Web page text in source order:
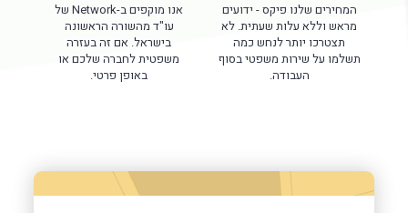
המחירים שלנו פיקס - ידועים
מראש וללא עלות שעתית. לא
תצטרכו יותר לנחש כמה
תשלמו על שירות משפטי בסוף
העבודה.
אנו מוקפים ב-Network של
עו"ד מהשורה הראשונה
בישראל. אם זה בעזרה
משפטית לחברה שלכם או
באופן פרטי.